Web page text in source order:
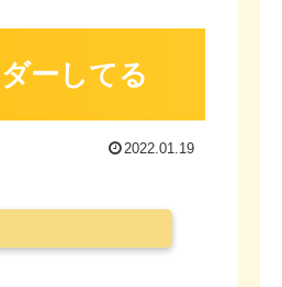
ーしてる
2022.01.19